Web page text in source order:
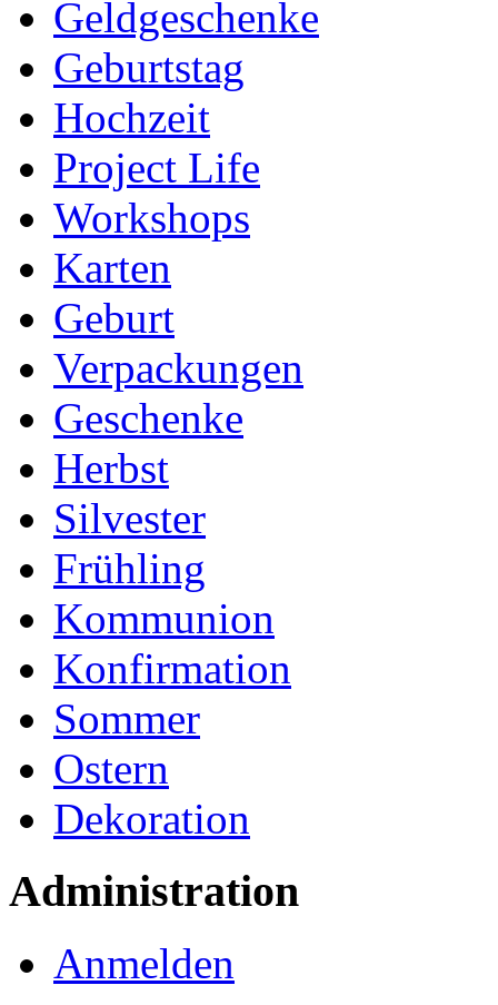
Geldgeschenke
Geburtstag
Hochzeit
Project Life
Workshops
Karten
Geburt
Verpackungen
Geschenke
Herbst
Silvester
Frühling
Kommunion
Konfirmation
Sommer
Ostern
Dekoration
Administration
Anmelden